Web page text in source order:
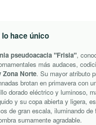
lo hace único
pseudoacacia "Frisia",
más audaces,
Zona Norte. Su mayor atributo
brotan en primavera con
dorado eléctrico y luminoso,
y su copa abierta y ligera,
de gran escala, iluminando
sumamente agradable.